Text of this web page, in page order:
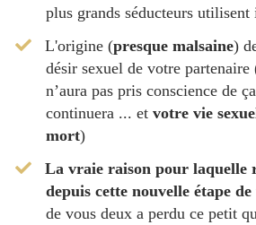
plus grands séducteurs
​L'origine (presque malsaine)
désir sexuel de votre
n’aura pas pris conscience de
continuera ... et votre vie
mort)
​La vraie raison pour laquelle
depuis cette nouvelle étape
de vous deux a perdu ce petit